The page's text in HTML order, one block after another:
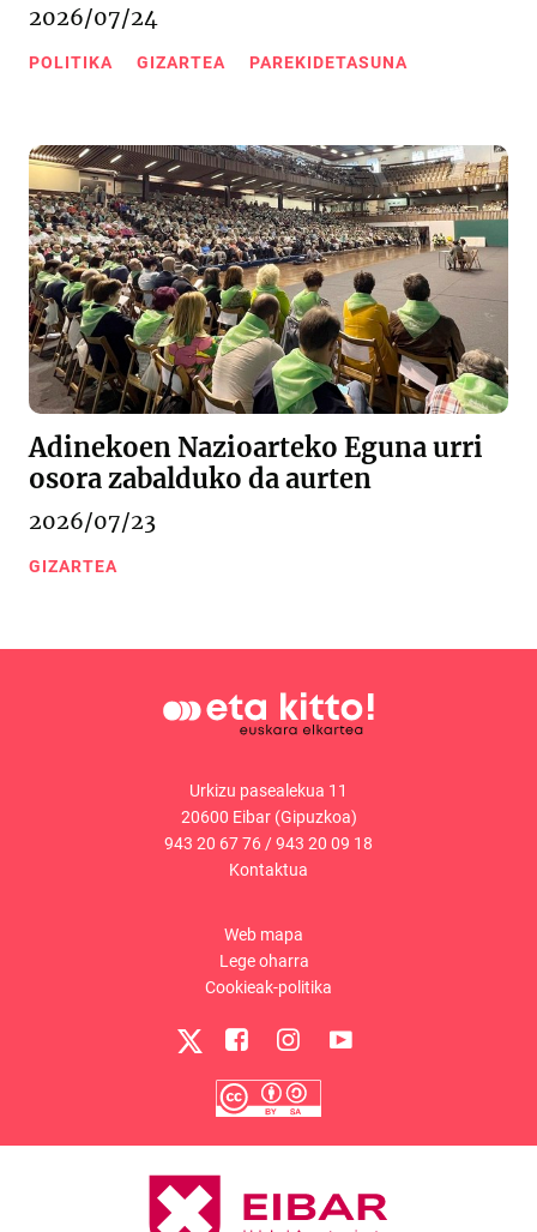
2026/07/24
POLITIKA GIZARTEA PAREKIDETASUNA
Adinekoen Nazioarteko Eguna urri
osora zabalduko da aurten
2026/07/23
GIZARTEA
Urkizu pasealekua 11
20600 Eibar (Gipuzkoa)
943 20 67 76 /943 20 09 18
Kontaktua
Web mapa
Lege oharra
Cookieak-politika